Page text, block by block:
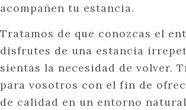
acompañen tu estancia.
Tratamos de que conozcas el
disfrutes de una estancia
sientas la necesidad de volver.
para vosotros con el fin de
de calidad en un entorno